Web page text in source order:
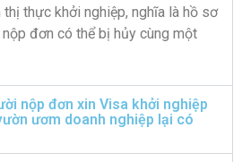
thực khởi nghiệp, nghĩa là hồ sơ
đơn có thể bị hủy cùng một
nộp đơn xin Visa khởi nghiệp
ươm doanh nghiệp lại có